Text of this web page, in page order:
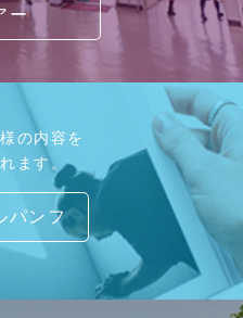
ー
の内容を
ます。
パンフ